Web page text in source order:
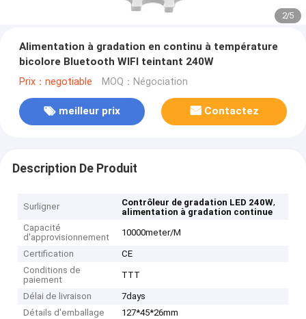
2/5
Alimentation à gradation en continu à température
bicolore Bluetooth WIFI teintant 240W
Prix：negotiable MOQ：Négociation
meilleur prix Contactez
Description De Produit
Surligner Contrôleur de gradation LED 240W,
alimentation à gradation continue
Capacité
d'approvisionnement
10000meter/M
Certification
CE
Conditions de
paiement
TTT
Délai de livraison
7days
Détails d'emballage
127*45*26mm